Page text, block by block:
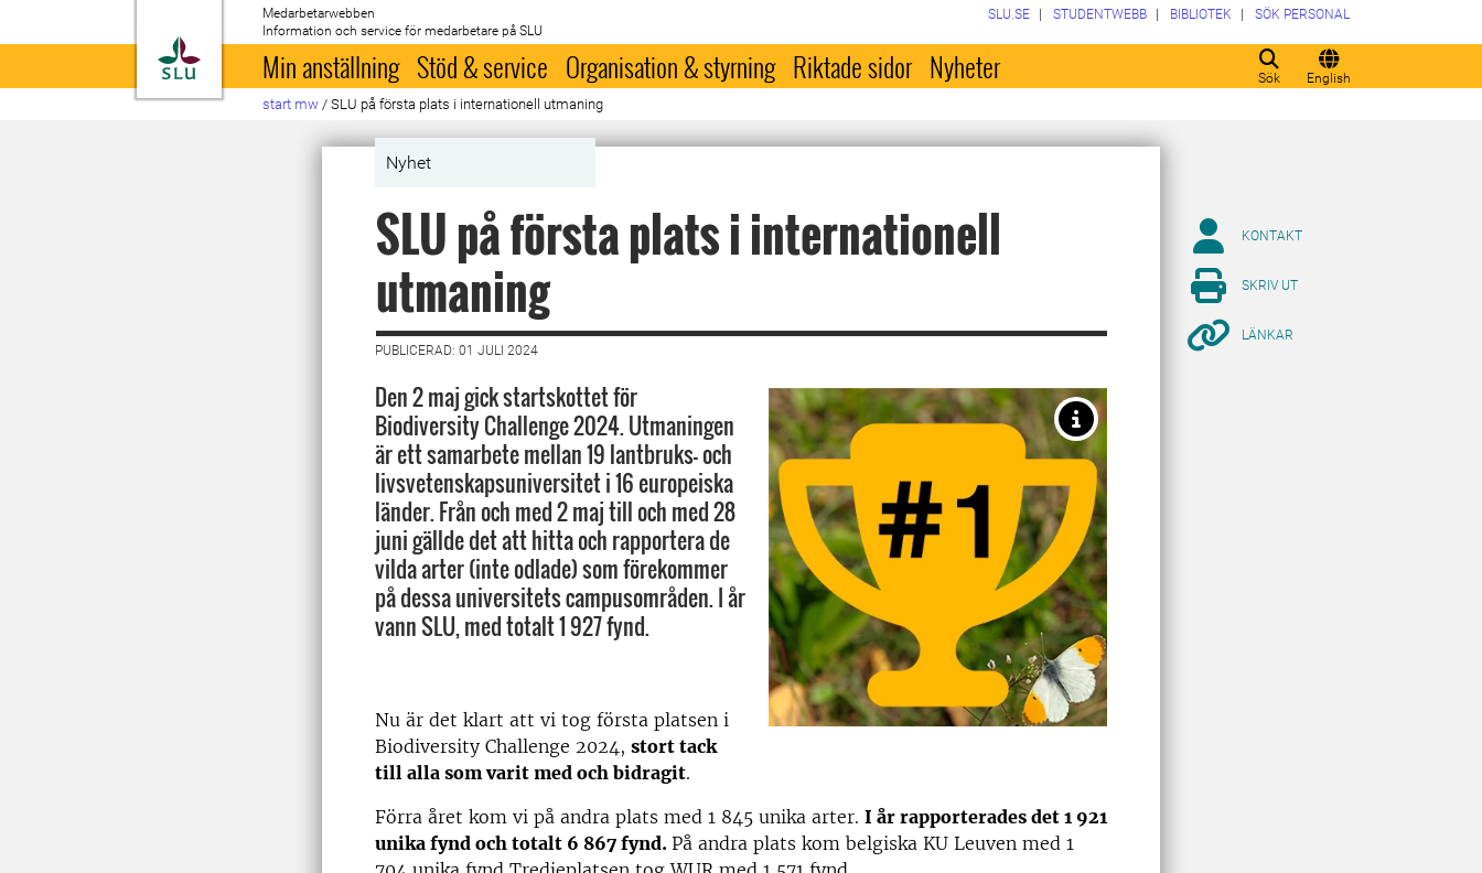
Till startsida
Medarbetarwebben
Information och service för medarbetare på SLU
Sök English
SLU.SE STUDENTWEBB BIBLIOTEK SÖK PERSONAL
Min anställning Stöd & service Organisation & styrning Riktade sidor Nyheter
start mw / SLU på första plats i internationell utmaning
Nyhet
SLU på första plats i internationell
utmaning
PUBLICERAD: 01 JULI 2024
Den 2 maj gick startskottet för
Biodiversity Challenge 2024. Utmaningen
är ett samarbete mellan 19 lantbruks- och
livsvetenskapsuniversitet i 16 europeiska
länder. Från och med 2 maj till och med 28
juni gällde det att hitta och rapportera de
vilda arter (inte odlade) som förekommer
på dessa universitets campusområden. I år
vann SLU, med totalt 1 927 fynd.
Nu är det klart att vi tog första platsen i
Biodiversity Challenge 2024, stort tack
till alla som varit med och bidragit.
Förra året kom vi på andra plats med 1 845 unika arter. I år rapporterades det 1 921
unika fynd och totalt 6 867 fynd. På andra plats kom belgiska KU Leuven med 1
KONTAKT
SKRIV UT
LÄNKAR